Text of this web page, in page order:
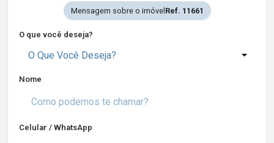
Mensagem sobre o imóvel Ref. 11661
O que você deseja?
O Que Você Deseja?
Nome
Celular / WhatsApp